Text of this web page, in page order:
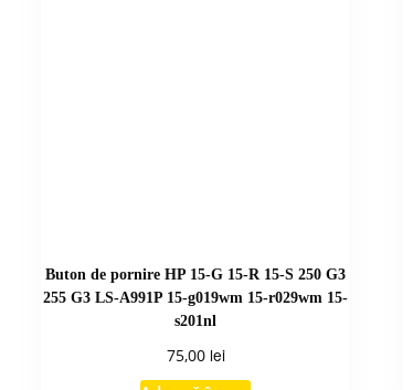
Buton de pornire HP 15-G 15-R 15-S 250 G3
255 G3 LS-A991P 15-g019wm 15-r029wm 15-
s201nl
75,00 lei